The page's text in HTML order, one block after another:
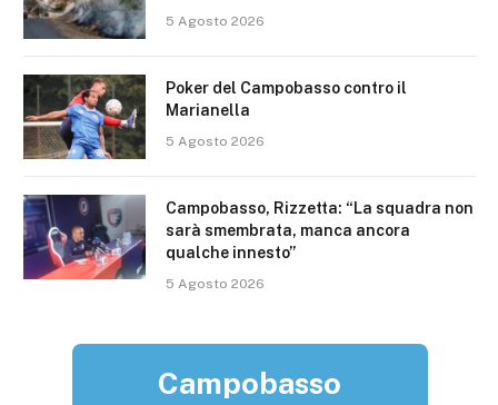
5 Agosto 2026
Poker del Campobasso contro il
Marianella
5 Agosto 2026
Campobasso, Rizzetta: “La squadra non
sarà smembrata, manca ancora
qualche innesto”
5 Agosto 2026
Campobasso